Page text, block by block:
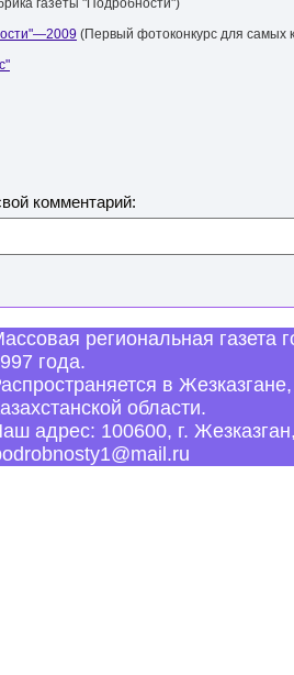
газеты "Подробности")
(Первый фотоконкурс для самых
комментарий:
региональная газета
года.
в
области.
адрес: 100600, г.